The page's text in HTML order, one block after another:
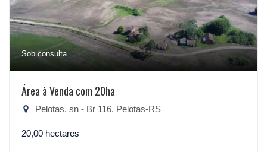
Sob consulta
Área à Venda com 20ha
Pelotas, sn - Br 116, Pelotas-RS
20,00 hectares